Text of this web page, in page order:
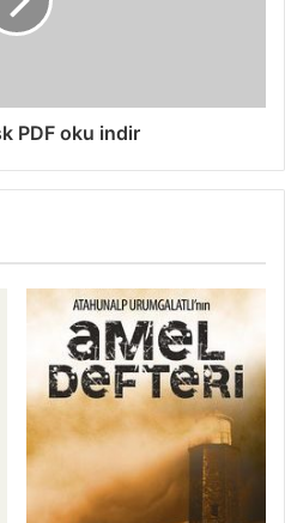
PDF oku indir